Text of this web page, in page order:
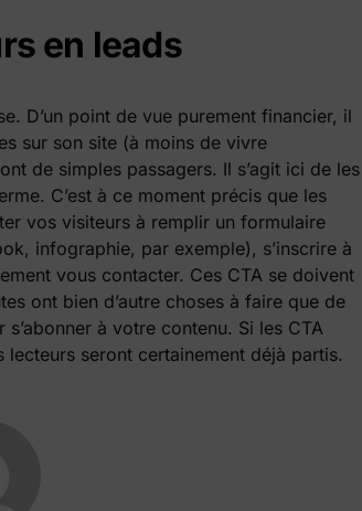
en leads
D’un point de vue purement financier, il
sur son site (à moins de vivre
de simples passagers. Il s’agit ici de les
C’est à ce moment précis que les
vos visiteurs à remplir un formulaire
infographie, par exemple), s’inscrire à
vous contacter. Ces CTA se doivent
ont bien d’autre choses à faire que de
à votre contenu. Si les CTA
lecteurs seront certainement déjà partis.